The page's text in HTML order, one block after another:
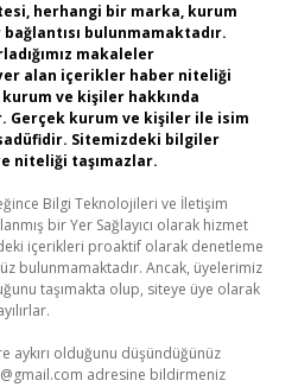
herhangi bir marka, kurum
bulunmamaktadır.
makaleler
alan içerikler haber niteliği
ve kişiler hakkında
Gerçek kurum ve kişiler ile isim
Sitemizdeki bilgiler
niteliği taşımazlar.
Bilgi Teknolojileri ve İletişim
bir Yer Sağlayıcı olarak hizmet
içerikleri proaktif olarak denetleme
bulunmamaktadır. Ancak, üyelerimiz
taşımakta olup, siteye üye olarak
aykırı olduğunu düşündüğünüz
adresine bildirmeniz